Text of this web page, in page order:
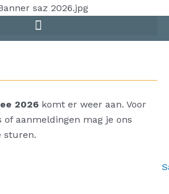
2026 komt er weer aan. Voor
of aanmeldingen mag je ons
sturen.